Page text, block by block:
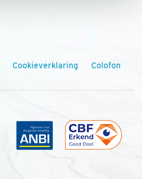
Cookieverklaring Colofon